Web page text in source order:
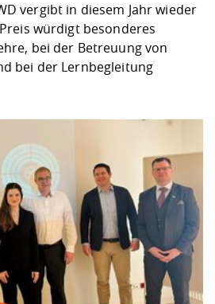
vergibt in diesem Jahr wieder
würdigt besonderes
bei der Betreuung von
bei der Lernbegleitung